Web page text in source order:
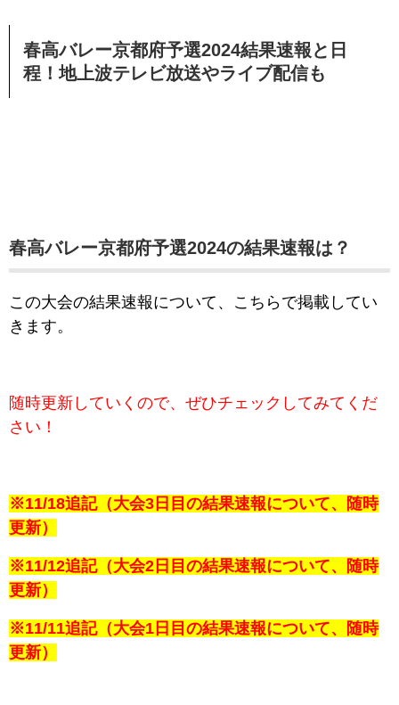
春高バレー京都府予選2024結果速報と日
程！地上波テレビ放送やライブ配信も
春高バレー京都府予選2024の結果速報は？
この大会の結果速報について、こちらで掲載してい
きます。
随時更新していくので、ぜひチェックしてみてくだ
さい！
※11/18追記（大会3日目の結果速報について、随時
更新）
※11/12追記（大会2日目の結果速報について、随時
更新）
※11/11追記（大会1日目の結果速報について、随時
更新）